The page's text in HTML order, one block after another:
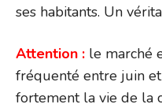
ses habitants. Un
Attention : le marché
fréquenté entre juin
fortement la vie de la